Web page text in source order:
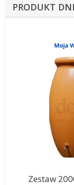
PRODUKT
Zestaw